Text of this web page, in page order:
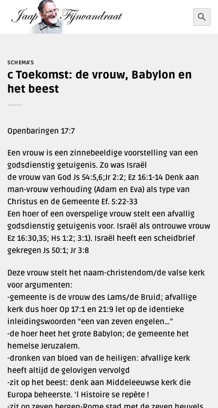
naar
Zoek
naar:
SCHEMA'S
c Toekomst: de vrouw, Babylon en
het beest
Openbaringen 17:7
Een vrouw is een zinnebeeldige voorstelling van een
godsdienstig getuigenis. Zo was Israël
de vrouw van God Js 54:5,6;Jr 2:2; Ez 16:1-14 Denk aan
man-vrouw verhouding (Adam en Eva) als type van
Christus en de Gemeente Ef. 5:22-33
Een hoer of een overspelige vrouw stelt een afvallig
godsdienstig getuigenis voor. Israël als ontrouwe vrouw
Ez 16:30,35; Hs 1:2; 3:1). Israël heeft een scheidbrief
gekregen Js 50:1; Jr 3:8
Deze vrouw stelt het naam-christendom/de valse kerk
voor argumenten:
-gemeente is de vrouw des Lams/de Bruid; afvallige
kerk dus hoer Op 17:1 en 21:9 let op de identieke
inleidingswoorden “een van zeven engelen…”
-de hoer heet het grote Babylon; de gemeente het
hemelse Jeruzalem.
-dronken van bloed van de heiligen: afvallige kerk
heeft altijd de gelovigen vervolgd
-zit op het beest: denk aan Middeleeuwse kerk die
Europa beheerste. ‘l Histoire se repète !